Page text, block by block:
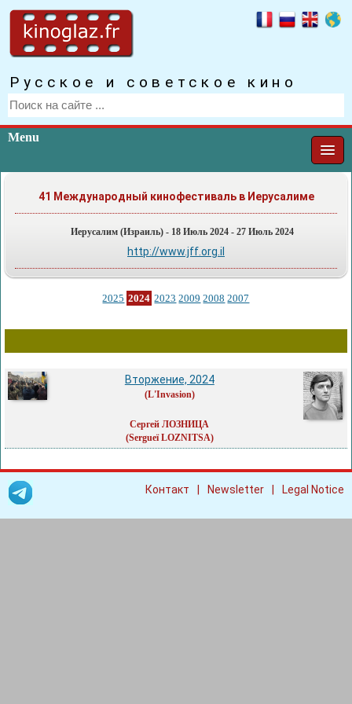
Русское и советское кино
Menu
41 Международный кинофестиваль в Иерусалиме
Иерусалим (Израиль) - 18 Июль 2024 - 27 Июль 2024
http://www.jff.org.il
2025 2024 2023 2009 2008 2007
Вторжение, 2024
(L'Invasion)
Сергей ЛОЗНИЦА
(Sergueï LOZNITSA)
Контакт Newsletter Legal Notice